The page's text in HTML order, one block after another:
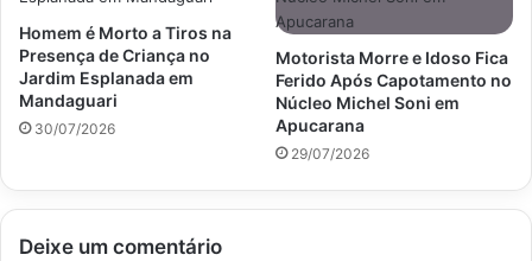
Homem é Morto a Tiros na
Presença de Criança no
Jardim Esplanada em
Mandaguari
30/07/2026
Motorista Morre e Idoso Fica
Ferido Após Capotamento no
Núcleo Michel Soni em
Apucarana
29/07/2026
Deixe um comentário